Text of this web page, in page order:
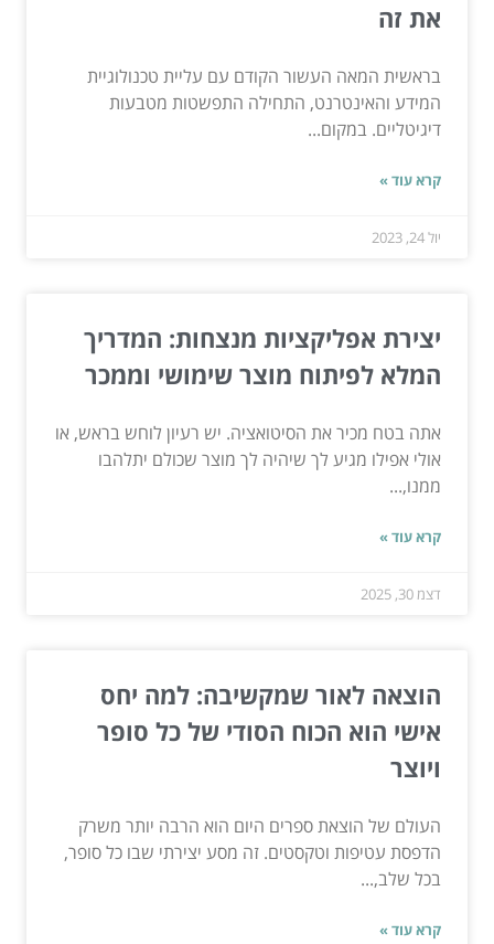
את זה
בראשית המאה העשור הקודם עם עליית טכנולוגיית
המידע והאינטרנט, התחילה התפשטות מטבעות
דיגיטליים. במקום...
קרא עוד »
יול 24, 2023
יצירת אפליקציות מנצחות: המדריך
המלא לפיתוח מוצר שימושי וממכר
אתה בטח מכיר את הסיטואציה. יש רעיון לוחש בראש, או
אולי אפילו מגיע לך שיהיה לך מוצר שכולם יתלהבו
ממנו,...
קרא עוד »
דצמ 30, 2025
הוצאה לאור שמקשיבה: למה יחס
אישי הוא הכוח הסודי של כל סופר
ויוצר
העולם של הוצאת ספרים היום הוא הרבה יותר משרק
הדפסת עטיפות וטקסטים. זה מסע יצירתי שבו כל סופר,
בכל שלב,...
קרא עוד »